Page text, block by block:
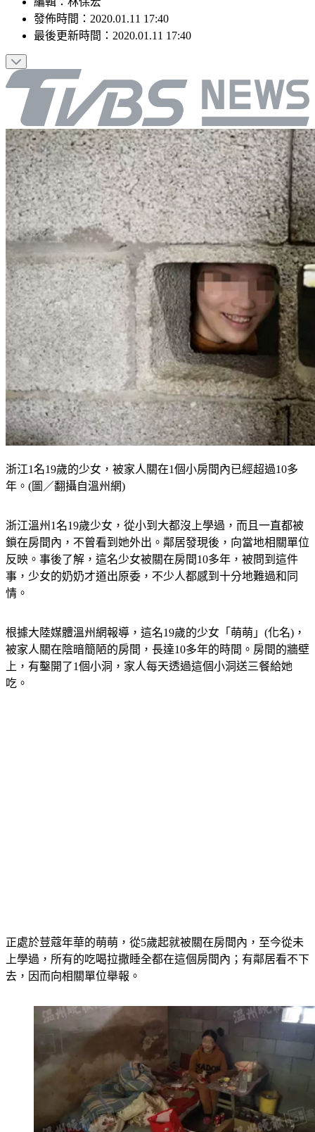
編輯：林保宏
發佈時間：2020.01.11 17:40
浙江1名19歲的少女，被家人關在1個小房間內已經超過10多
浙江溫州1名19歲少女，從小到大都沒上學過，而且一直都被
鎖在房間內，不曾看到她外出。鄰居發現後，向當地相關單位
反映。事後了解，這名少女被關在房間10多年，被問到這件
事，少女的奶奶才道出原委，不少人都感到十分地難過和同
根據大陸媒體溫州網報導，這名19歲的少女「萌萌」(化名)，
被家人關在陰暗簡陋的房間，長達10多年的時間。房間的牆壁
上，有鑿開了1個小洞，家人每天透過這個小洞送三餐給她
正處於荳蔻年華的萌萌，從5歲起就被關在房間內，至今從未
上學過，所有的吃喝拉撒睡全都在這個房間內；有鄰居看不下